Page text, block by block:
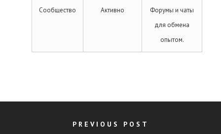
Сообщество Активно
Форумы и чаты
для обмена
опытом.
PREVIOUS POST